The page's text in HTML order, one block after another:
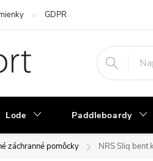
GDPR
Lode Paddleboardy
záchranné pomôcky NRS Sliq bent